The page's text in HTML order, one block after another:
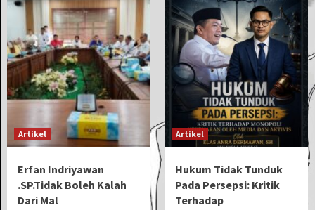
Artikel
Erfan Indriyawan
.SP.Tidak Boleh Kalah
Dari Mal
Artikel
Hukum Tidak Tunduk
Pada Persepsi: Kritik
Terhadap